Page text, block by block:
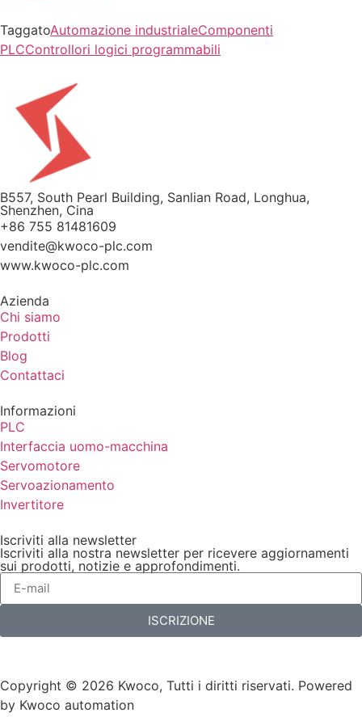
TaggatoAutomazione industrialeComponenti
PLCControllori logici programmabili
B557, South Pearl Building, Sanlian Road, Longhua,
Shenzhen, Cina
+86 755 81481609
vendite@kwoco-plc.com
www.kwoco-plc.com
Azienda
Chi siamo
Prodotti
Blog
Contattaci
Informazioni
PLC
Interfaccia uomo-macchina
Servomotore
Servoazionamento
Invertitore
Iscriviti alla newsletter
Iscriviti alla nostra newsletter per ricevere aggiornamenti
sui prodotti, notizie e approfondimenti.
ISCRIZIONE
Copyright © 2026 Kwoco, Tutti i diritti riservati. Powered
by Kwoco automation